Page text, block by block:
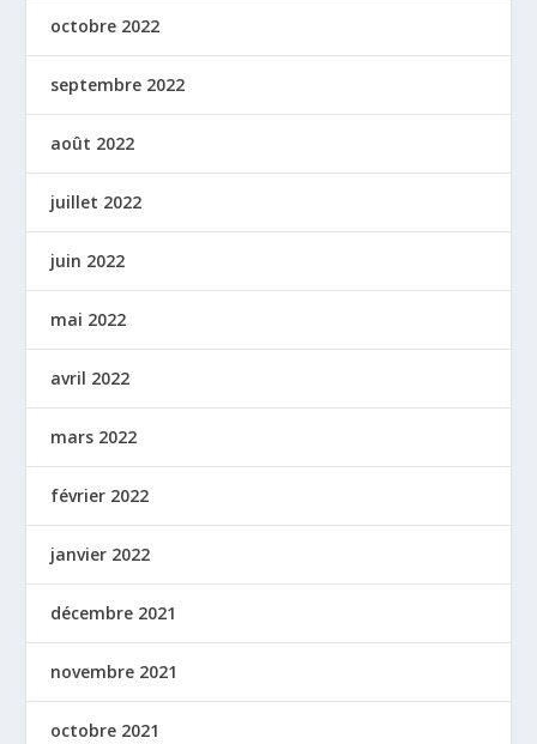
octobre 2022
septembre 2022
août 2022
juillet 2022
juin 2022
mai 2022
avril 2022
mars 2022
février 2022
janvier 2022
décembre 2021
novembre 2021
octobre 2021